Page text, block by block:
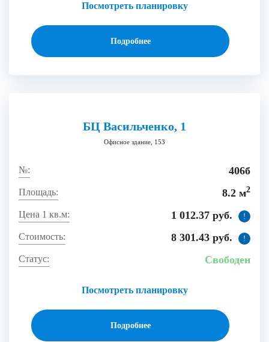
Посмотреть планировку
Подробнее
БЦ Васильченко, 1
Офисное здание, 153
406б
8.2 м2
1 012.37 руб. !
8 301.43 руб. !
Посмотреть планировку
Свободен
Подробнее